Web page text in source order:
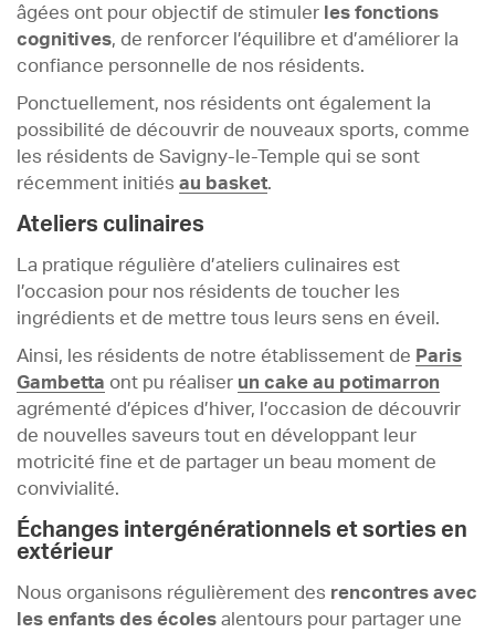
âgées ont pour objectif de stimuler les fonctions
cognitives, de renforcer l’équilibre et d’améliorer la
confiance personnelle de nos résidents.
Ponctuellement, nos résidents ont également la
possibilité de découvrir de nouveaux sports, comme
les résidents de Savigny-le-Temple qui se sont
récemment initiés au basket.
Ateliers culinaires
La pratique régulière d’ateliers culinaires est
l’occasion pour nos résidents de toucher les
ingrédients et de mettre tous leurs sens en éveil.
Ainsi, les résidents de notre établissement de Paris
Gambetta ont pu réaliser un cake au potimarron
agrémenté d’épices d’hiver, l’occasion de découvrir
de nouvelles saveurs tout en développant leur
motricité fine et de partager un beau moment de
convivialité.
Échanges intergénérationnels et sorties en
extérieur
Nous organisons régulièrement des rencontres avec
les enfants des écoles alentours pour partager une